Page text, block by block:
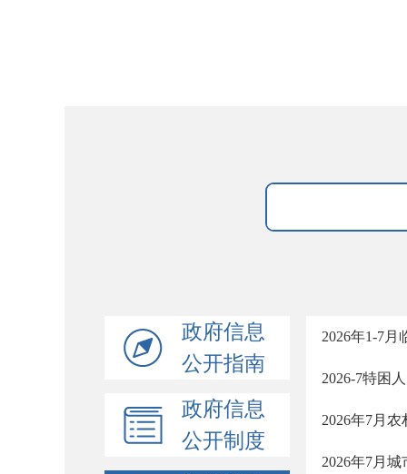
政府信息
公开指南
政府信息
公开制度
2026年1-7月
2026-7特困
2026年7月
2026年7月